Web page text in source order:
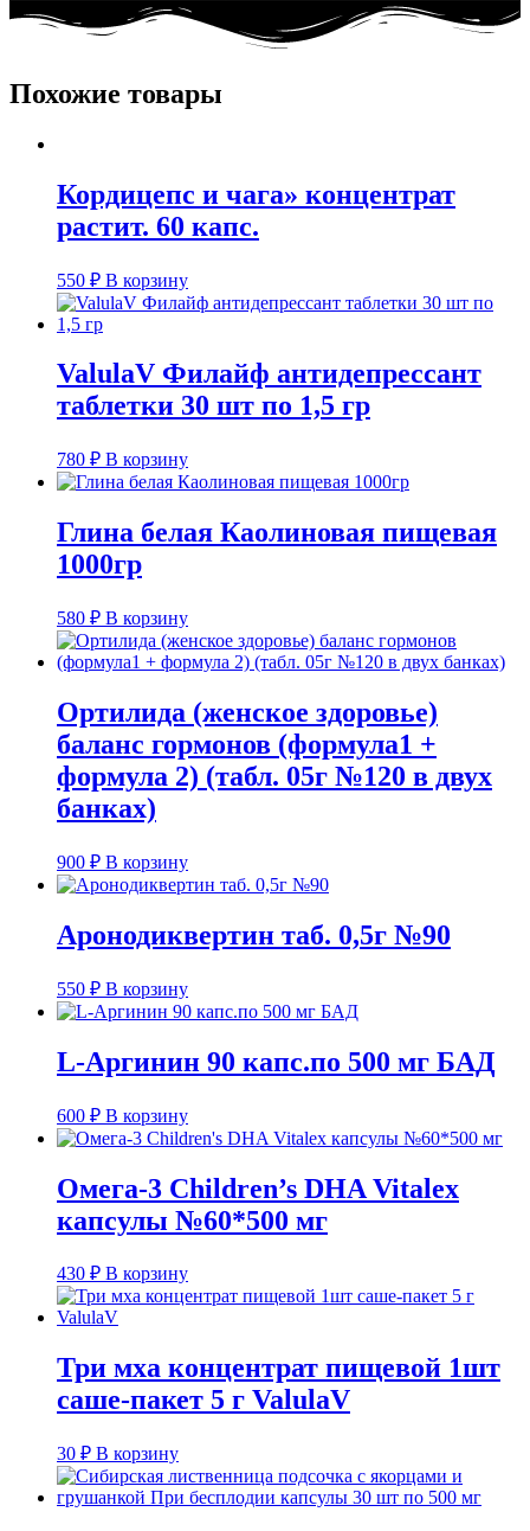
Похожие товары
Кордицепс и чага» концентрат
растит. 60 капс.
550 ₽ В корзину
ValulaV Филайф антидепрессант
таблетки 30 шт по 1,5 гр
780 ₽ В корзину
Глина белая Каолиновая пищевая
1000гр
580 ₽ В корзину
Ортилида (женское здоровье)
баланс гормонов (формула1 +
формула 2) (табл. 05г №120 в двух
банках)
900 ₽ В корзину
Аронодиквертин таб. 0,5г №90
550 ₽ В корзину
L-Аргинин 90 капс.по 500 мг БАД
600 ₽ В корзину
Омега-3 Children’s DHA Vitalex
капсулы №60*500 мг
430 ₽ В корзину
Три мха концентрат пищевой 1шт
саше-пакет 5 г ValulaV
30 ₽ В корзину